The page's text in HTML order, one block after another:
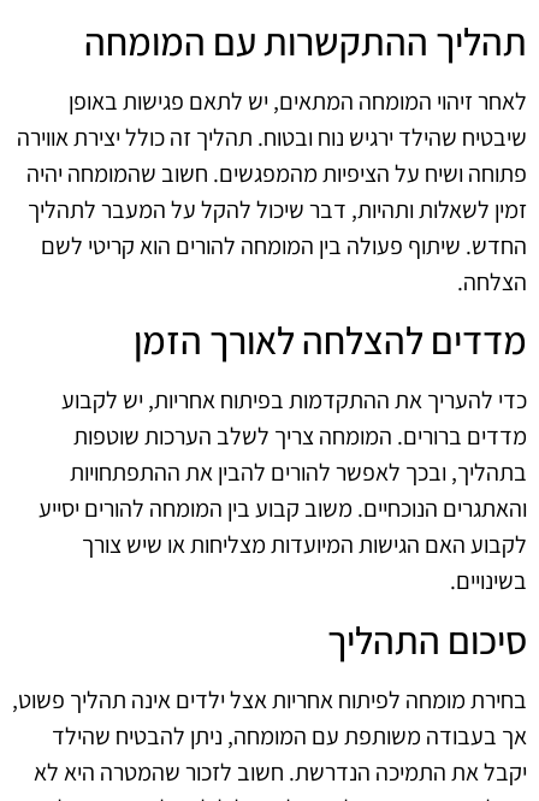
תהליך ההתקשרות עם המומחה
לאחר זיהוי המומחה המתאים, יש לתאם פגישות באופן
שיבטיח שהילד ירגיש נוח ובטוח. תהליך זה כולל יצירת אווירה
פתוחה ושיח על הציפיות מהמפגשים. חשוב שהמומחה יהיה
זמין לשאלות ותהיות, דבר שיכול להקל על המעבר לתהליך
החדש. שיתוף פעולה בין המומחה להורים הוא קריטי לשם
הצלחה.
מדדים להצלחה לאורך הזמן
כדי להעריך את ההתקדמות בפיתוח אחריות, יש לקבוע
מדדים ברורים. המומחה צריך לשלב הערכות שוטפות
בתהליך, ובכך לאפשר להורים להבין את ההתפתחויות
והאתגרים הנוכחיים. משוב קבוע בין המומחה להורים יסייע
לקבוע האם הגישות המיועדות מצליחות או שיש צורך
בשינויים.
סיכום התהליך
בחירת מומחה לפיתוח אחריות אצל ילדים אינה תהליך פשוט,
אך בעבודה משותפת עם המומחה, ניתן להבטיח שהילד
יקבל את התמיכה הנדרשת. חשוב לזכור שהמטרה היא לא